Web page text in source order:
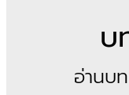
บ
อ่านบ